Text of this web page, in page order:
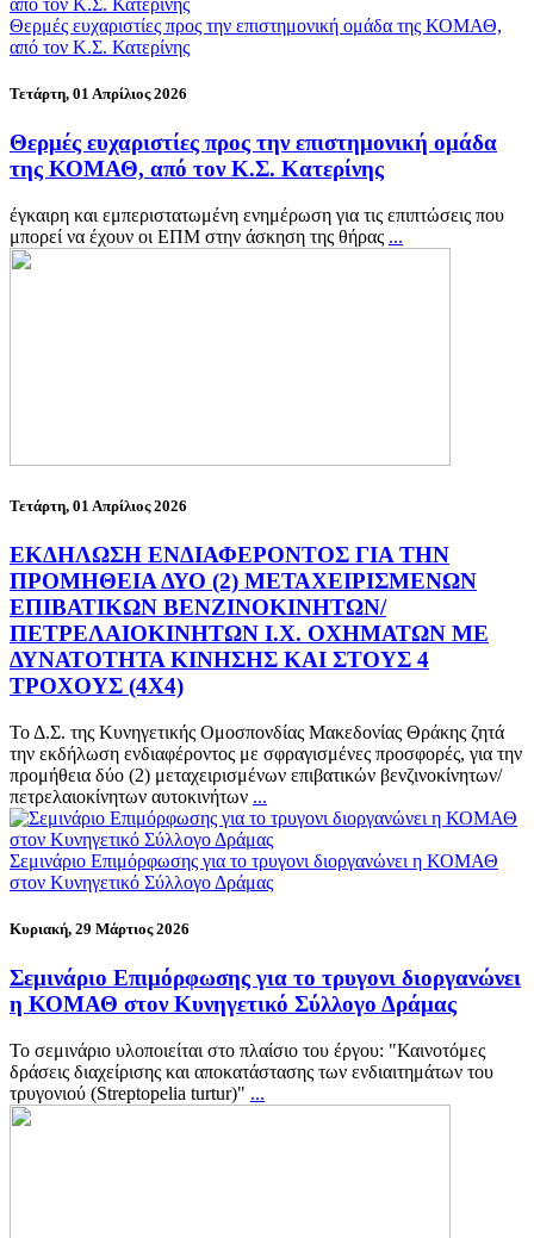
Θερμές ευχαριστίες προς την επιστημονική ομάδα της ΚΟΜΑΘ,
από τον Κ.Σ. Κατερίνης
Τετάρτη, 01 Απρίλιος 2026
Θερμές ευχαριστίες προς την επιστημονική ομάδα
της ΚΟΜΑΘ, από τον Κ.Σ. Κατερίνης
έγκαιρη και εμπεριστατωμένη ενημέρωση για τις επιπτώσεις που
μπορεί να έχουν οι ΕΠΜ στην άσκηση της θήρας ...
Τετάρτη, 01 Απρίλιος 2026
ΕΚΔΗΛΩΣΗ ΕΝΔΙΑΦΕΡΟΝΤΟΣ ΓΙΑ ΤΗΝ
ΠΡΟΜΗΘΕΙΑ ΔΥΟ (2) ΜΕΤΑΧΕΙΡΙΣΜΕΝΩΝ
ΕΠΙΒΑΤΙΚΩΝ ΒΕΝΖΙΝΟΚΙΝΗΤΩΝ/
ΠΕΤΡΕΛΑΙΟΚΙΝΗΤΩΝ Ι.Χ. ΟΧΗΜΑΤΩΝ ΜΕ
ΔΥΝΑΤΟΤΗΤΑ ΚΙΝΗΣΗΣ ΚΑΙ ΣΤΟΥΣ 4
ΤΡΟΧΟΥΣ (4Χ4)
Το Δ.Σ. της Κυνηγετικής Ομοσπονδίας Μακεδονίας Θράκης ζητά
την εκδήλωση ενδιαφέροντος με σφραγισμένες προσφορές, για την
προμήθεια δύο (2) μεταχειρισμένων επιβατικών βενζινοκίνητων/
πετρελαιοκίνητων αυτοκινήτων ...
Σεμινάριο Επιμόρφωσης για το τρυγονι διοργανώνει η ΚΟΜΑΘ
στον Κυνηγετικό Σύλλογο Δράμας
Κυριακή, 29 Μάρτιος 2026
Σεμινάριο Επιμόρφωσης για το τρυγονι διοργανώνει
η ΚΟΜΑΘ στον Κυνηγετικό Σύλλογο Δράμας
Το σεμινάριο υλοποιείται στο πλαίσιο του έργου: "Καινοτόμες
δράσεις διαχείρισης και αποκατάστασης των ενδιαιτημάτων του
τρυγονιού (Streptopelia turtur)" ...